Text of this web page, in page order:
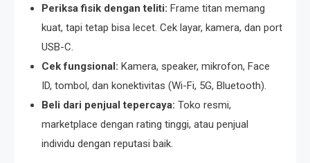
Periksa fisik dengan teliti: Frame titan memang
kuat, tapi tetap bisa lecet. Cek layar, kamera, dan port
USB-C.
Cek fungsional: Kamera, speaker, mikrofon, Face
ID, tombol, dan konektivitas (Wi-Fi, 5G, Bluetooth).
Beli dari penjual tepercaya: Toko resmi,
marketplace dengan rating tinggi, atau penjual
individu dengan reputasi baik.